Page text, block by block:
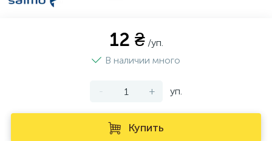
12 ₴ /уп.
В наличии много
- + уп.
Купить